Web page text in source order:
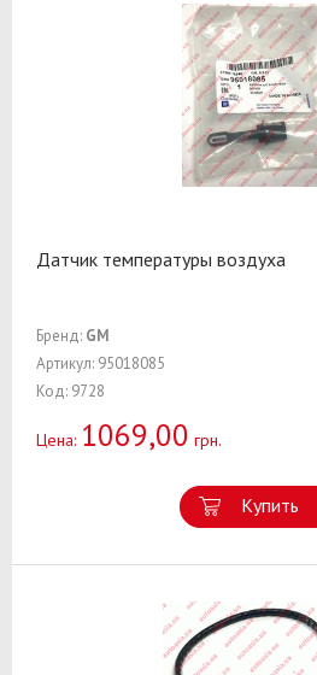
Датчик температуры воздуха
Бренд: GM
Артикул: 95018085
Код: 9728
Цена: 1069,00 грн.
Купить